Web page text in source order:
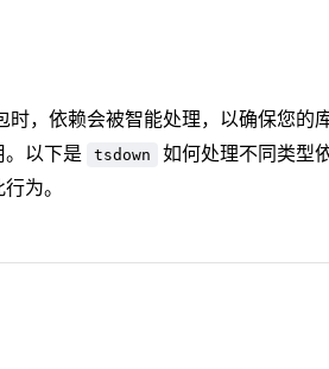
时，依赖会被智能处理，以确保您的
。以下是
tsdown
如何处理不同类型
为。